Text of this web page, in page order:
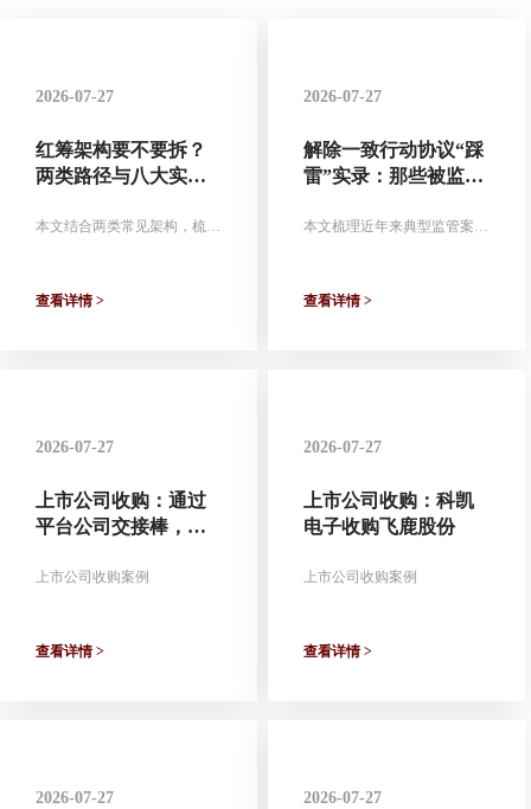
2026-07-27
红筹架构要不要拆？
两类路径与八大实务
本文结合两类常见架构，梳理
查看详情 >
2026-07-27
解除一致行动协议“踩
雷”实录：那些被监管
本文梳理近年来典型监管案
查看详情 >
2026-07-27
上市公司收购：通过
平台公司交接棒，神
上市公司收购案例
查看详情 >
2026-07-27
上市公司收购：科凯
电子收购飞鹿股份
上市公司收购案例
查看详情 >
2026-07-27 2026-07-27